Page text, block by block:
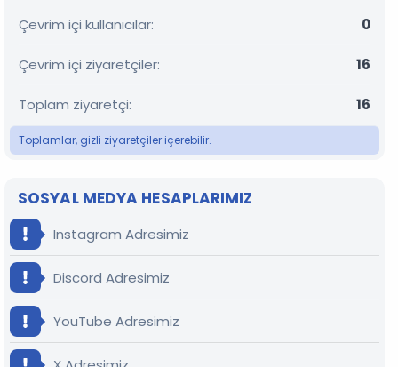
Çevrim içi kullanıcılar 0
Çevrim içi ziyaretçiler 16
Toplam ziyaretçi 16
Toplamlar, gizli ziyaretçiler içerebilir.
SOSYAL MEDYA HESAPLARIMIZ
Instagram Adresimiz
Discord Adresimiz
YouTube Adresimiz